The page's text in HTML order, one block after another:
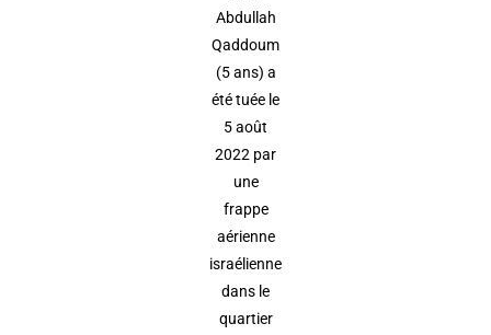
Abdullah
Qaddoum
(5 ans) a
été tuée le
5 août
2022 par
une
frappe
aérienne
israélienne
dans le
quartier